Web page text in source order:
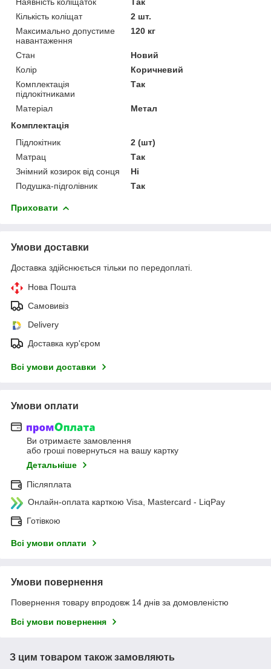
Кількість коліщат
2 шт.
Максимально допустиме
навантаження
120 кг
Стан
Новий
Колір
Коричневий
Комплектація
підлокітниками
Так
Матеріал
Метал
Комплектація
Підлокітник
2 (шт)
Матрац
Так
Знімний козирок від сонця
Ні
Подушка-підголівник
Так
Приховати
Умови доставки
Доставка здійснюється тільки по передоплаті.
Нова Пошта
Самовивіз
Delivery
Доставка кур'єром
Всі умови доставки
Умови оплати
Ви отримаєте замовлення
або гроші повернуться на вашу картку
Детальніше
Післяплата
Онлайн-оплата карткою Visa, Mastercard - LiqPay
Готівкою
Всі умови оплати
Умови повернення
Повернення товару впродовж 14 днів за домовленістю
Всі умови повернення
З цим товаром також замовляють